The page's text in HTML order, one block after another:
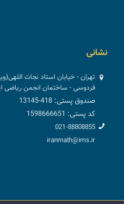
نشانی
تهران - خیابان استاد نجات
فردوسی - ساختمان انجمن ریاضی
صندوق پستی: 418-13145
کد پستی: 1598666651
021-88808855
iranmath@ims.ir